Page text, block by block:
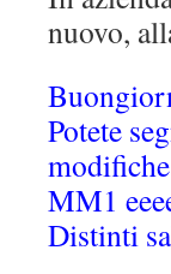
nuovo,
Potete
MM1
Distinti